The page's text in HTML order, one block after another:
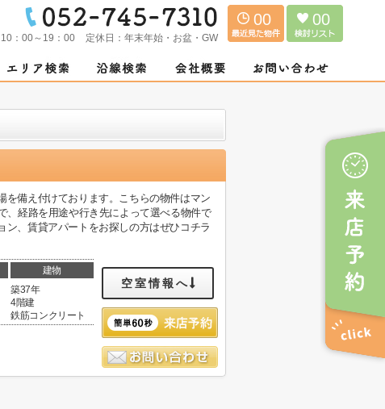
10：00～19：00 定休日： 年末年始・お盆・GW
00 00
を備え付けております。こちらの物件はマン
、経路を用途や行き先によって選べる物件で
、賃貸アパートをお探しの方はぜひコチラ
建物
築37年
4階建
鉄筋コンクリート
空室情報へ